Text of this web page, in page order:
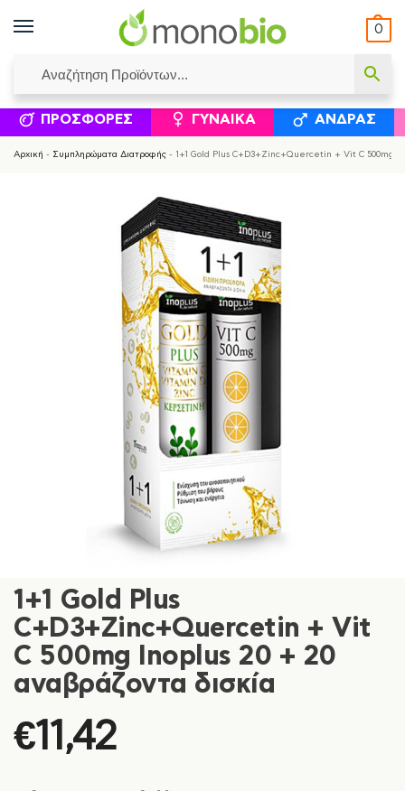
0
ΙΣΟΛΟΓΙΣΜΟΊ ΕΛΕΆΝΝΑ ΧΡΙΣΤΙΝΆΚΗ ΕΠΙΚΟΙΝΩΝΊΑ
ΣΥΜΠΛΗΡΏΜΑΤΑ ΔΙΑΤΡΟΦΉΣ ΦΥΣΙΚΆ
ΠΡΟΣΦΟΡΈΣ ΓΥΝΑΊΚΑ ΆΝΔΡΑΣ
Αρχική - Συμπληρώματα Διατροφής - 1+1 Gold Plus C+D3+Zinc+Quercetin + Vit C 500mg
1+1 Gold Plus
C+D3+Zinc+Quercetin + Vit
C 500mg Inoplus 20 + 20
αναβράζοντα δισκία
€11,42